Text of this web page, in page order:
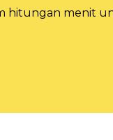
hitungan menit